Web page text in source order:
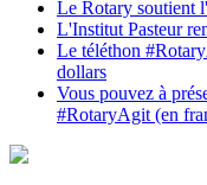
Le Rotary soutient
L'Institut Pasteur
Le téléthon
dollars
Vous pouvez à
#RotaryAgit (en